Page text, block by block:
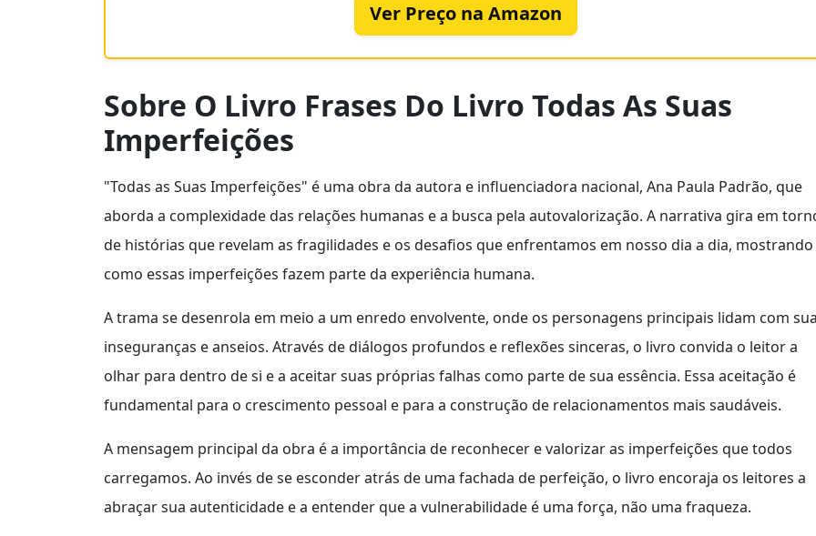
Ver Preço na Amazon
Sobre O Livro Frases Do Livro Todas As Suas
Imperfeições
"Todas as Suas Imperfeições" é uma obra da autora e influenciadora nacional, Ana Paula Padrão, que
aborda a complexidade das relações humanas e a busca pela autovalorização. A narrativa gira em
de histórias que revelam as fragilidades e os desafios que enfrentamos em nosso dia a dia, mostrando
como essas imperfeições fazem parte da experiência humana.
A trama se desenrola em meio a um enredo envolvente, onde os personagens principais lidam com
inseguranças e anseios. Através de diálogos profundos e reflexões sinceras, o livro convida o leitor a
olhar para dentro de si e a aceitar suas próprias falhas como parte de sua essência. Essa aceitação é
fundamental para o crescimento pessoal e para a construção de relacionamentos mais saudáveis.
A mensagem principal da obra é a importância de reconhecer e valorizar as imperfeições que todos
carregamos. Ao invés de se esconder atrás de uma fachada de perfeição, o livro encoraja os leitores a
abraçar sua autenticidade e a entender que a vulnerabilidade é uma força, não uma fraqueza.